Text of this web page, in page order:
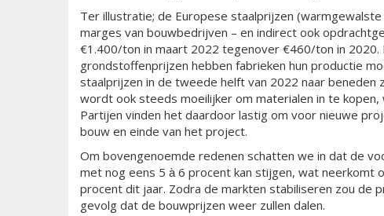
Ter illustratie; de Europese staalprijzen
marges van bouwbedrijven – en indirect ook
€1.400/ton in maart 2022 tegenover €460/ton in
grondstoffenprijzen hebben fabrieken hun productie
staalprijzen in de tweede helft van 2022 naar
wordt ook steeds moeilijker om materialen in te
Partijen vinden het daardoor lastig om voor nieuwe
bouw en einde van het project.
Om bovengenoemde redenen schatten we in dat de
met nog eens 5 а̀ 6 procent kan stijgen, wat
procent dit jaar. Zodra de markten stabiliseren zou de
gevolg dat de bouwprijzen weer zullen dalen.